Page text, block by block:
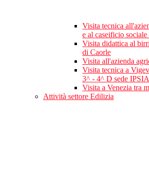
Visita tecnica
e al caseificio
Visita didattica al
di Caorle
Visita all'azienda
Visita tecnica a
3^ - 4^ D sede IPSIA
Visita a Venezia tra
Attività settore Edilizia